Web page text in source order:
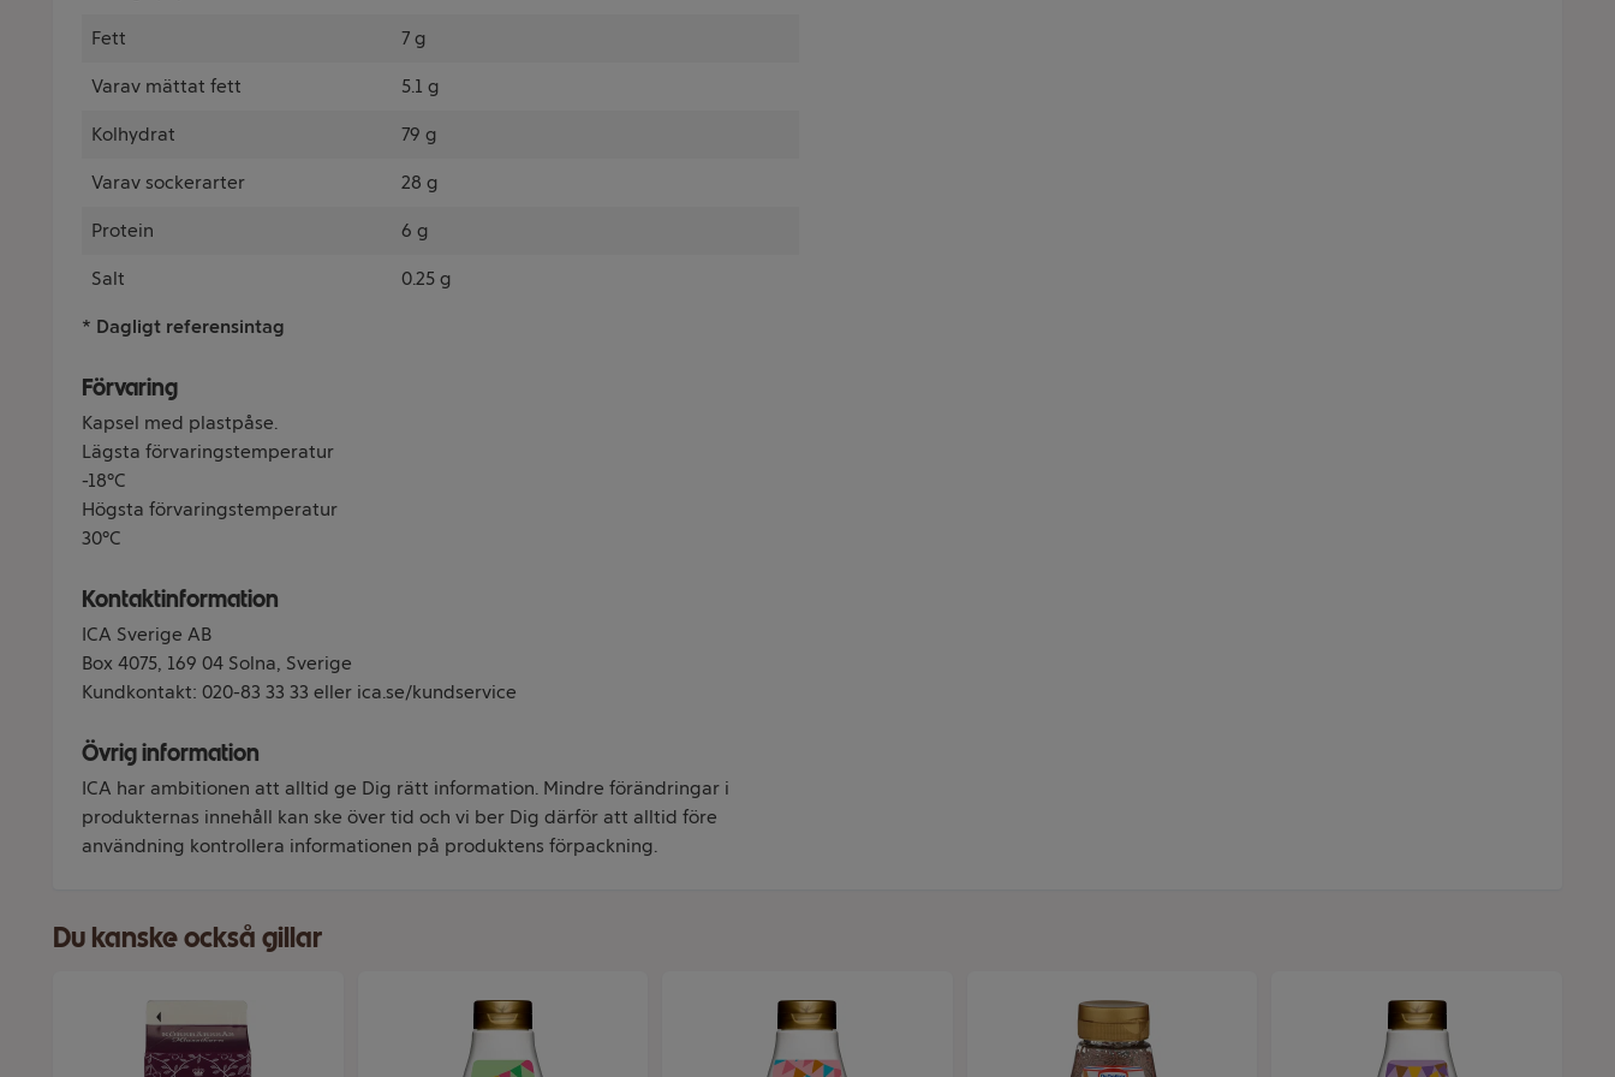
Fett 7 g
Varav mättat fett 5.1 g
Kolhydrat 79 g
Varav sockerarter 28 g
Protein 6 g
Salt 0.25 g
* Dagligt referensintag
Förvaring
Kapsel med plastpåse.
Lägsta förvaringstemperatur
-18°C
Högsta förvaringstemperatur
30°C
Kontaktinformation
ICA Sverige AB
Box 4075, 169 04 Solna, Sverige
Kundkontakt: 020-83 33 33 eller ica.se/kundservice
Övrig information
ICA har ambitionen att alltid ge Dig rätt information. Mindre förändringar i
produkternas innehåll kan ske över tid och vi ber Dig därför att alltid före
användning kontrollera informationen på produktens förpackning.
Du kanske också gillar